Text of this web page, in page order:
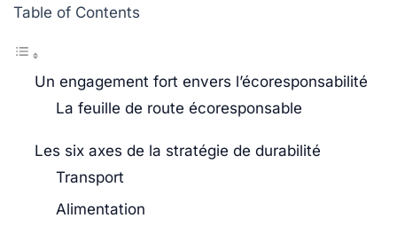
Table of Contents
Un engagement fort envers l’écoresponsabilité
La feuille de route écoresponsable
Les six axes de la stratégie de durabilité
Transport
Alimentation